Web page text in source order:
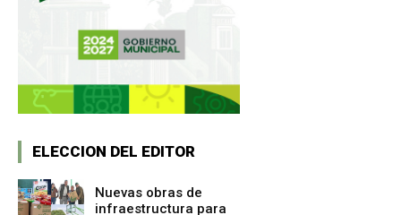
ELECCION DEL EDITOR
Nuevas obras de
infraestructura para